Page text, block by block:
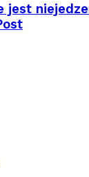
jest